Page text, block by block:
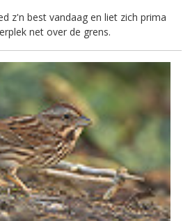
z'n best vandaag en liet zich prima
net over de grens.